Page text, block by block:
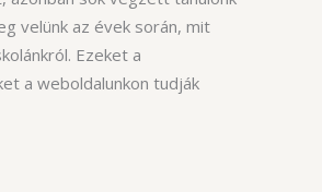
velünk az évek során, mit
Ezeket a
a weboldalunkon tudják